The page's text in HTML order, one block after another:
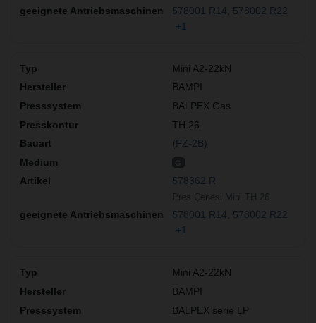
578001 R14
578002 R22
+1
Mini A2-22kN
BAMPI
BALPEX Gas
TH 26
(PZ-2B)
578362 R
578001 R14
578002 R22
+1
Mini A2-22kN
BAMPI
BALPEX serie LP